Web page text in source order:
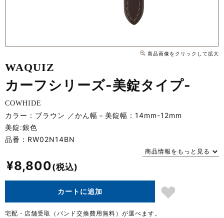
商品画像をクリックして拡大
WAQUIZ
カーフシリーズ-美錠タイプ-
COWHIDE
カラー：ブラウン
かん幅－美錠幅：14mm-12mm
美錠:銀色
品番： RW02N14BN
商品情報をもっと見る
¥8,800
カートに追加
宅配・店舗受取（バンド交換費用無料）が選べます。